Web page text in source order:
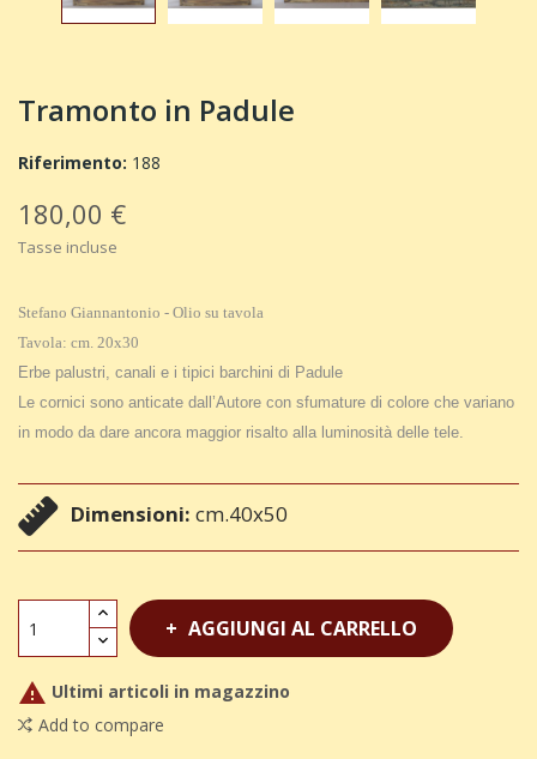
Tramonto in Padule
Riferimento: 188
180,00 €
Tasse incluse
Stefano Giannantonio - Olio su tavola
Tavola: cm. 20x30
Erbe palustri, canali e i tipici barchini di Padule
Le cornici sono anticate dall’Autore con sfumature di colore che variano
in modo da dare ancora maggior risalto alla luminosità delle tele.
Dimensioni: cm.40x50
AGGIUNGI AL CARRELLO
 Ultimi articoli in magazzino
Add to compare